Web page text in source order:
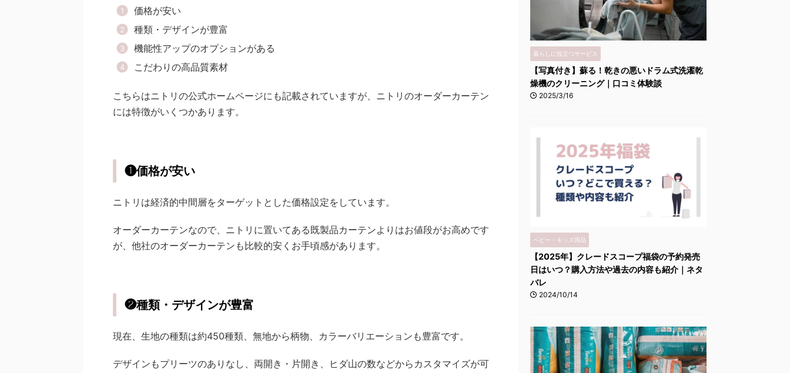
価格が安い
種類・デザインが豊富
機能性アップのオプションがある
こだわりの高品質素材
こちらはニトリの公式ホームページにも記載されていますが、ニトリのオーダーカーテン
には特徴がいくつかあります。
❶価格が安い
ニトリは経済的中間層をターゲットとした価格設定をしています。
オーダーカーテンなので、ニトリに置いてある既製品カーテンよりはお値段がお高めです
が、他社のオーダーカーテンも比較的安くお手頃感があります。
❷種類・デザインが豊富
現在、生地の種類は約450種類、無地から柄物、カラーバリエーションも豊富です。
デザインもプリーツのありなし、両開き・片開き、ヒダ山の数などからカスタマイズが可
暮らしに役立つサービス
【写真付き】蘇る！乾きの悪いドラム式洗濯乾
燥機のクリーニング｜口コミ体験談
2025/3/16
ベビー・キッズ用品
【2025年】クレードスコープ福袋の予約発売
日はいつ？購入方法や過去の内容も紹介｜ネタ
バレ
2024/10/14